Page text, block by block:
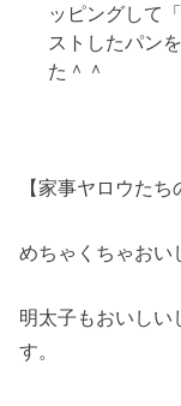
ッピングして
ストしたパン
た＾＾
【家事ヤロウたち
めちゃくちゃおい
明太子もおいしい
す。